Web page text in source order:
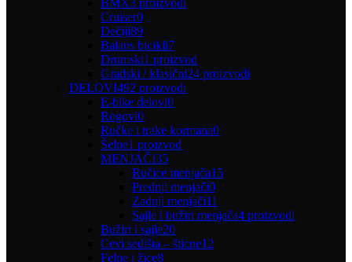
Cruiser0
Dečiji89
Balans bicikli7
Drumski1 proizvod
Gradski / klasični24 proizvodi
DELOVI492 proizvodi
E-bike delovi0
Rogovi0
Ručke i trake kormana0
Šelne1 proizvod
MENJAČI35
Ručice menjača15
Prednji menjači0
Zadnji menjači11
Sajle i bužiri menjača4 proizvodi
Bužiri i sajle20
Cevi sedišta – šticne12
Felne i žice8